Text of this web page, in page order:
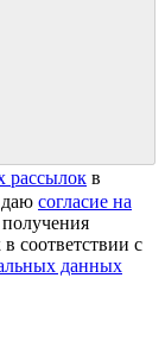
рассылок в
согласие на
получения
соответствии с
данных